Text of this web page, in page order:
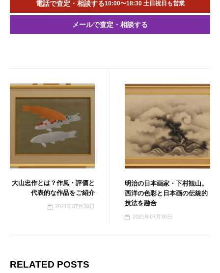
電話で査定・相談する10:00〜18:30 土日祝日も営業
メールで査定・相談する
大山忠作とは？作風・評価と
代表的な作品をご紹介
2021年07月30日
明治の日本画家・下村観山。
西洋の色彩と日本画の伝統的
技法を融合
2021年07月30日
RELATED POSTS